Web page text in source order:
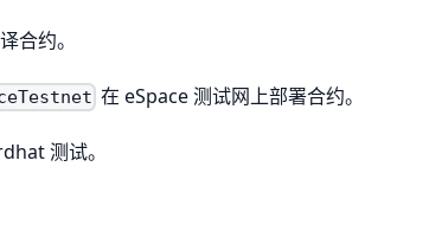
合约。
在 eSpace 测试网上部署合约。
测试。